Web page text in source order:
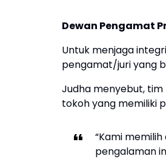
Dewan Pengamat
Untuk menjaga
pengamat/juri yang
Judha menyebut, tim
tokoh yang memiliki
“Kami
pengalaman